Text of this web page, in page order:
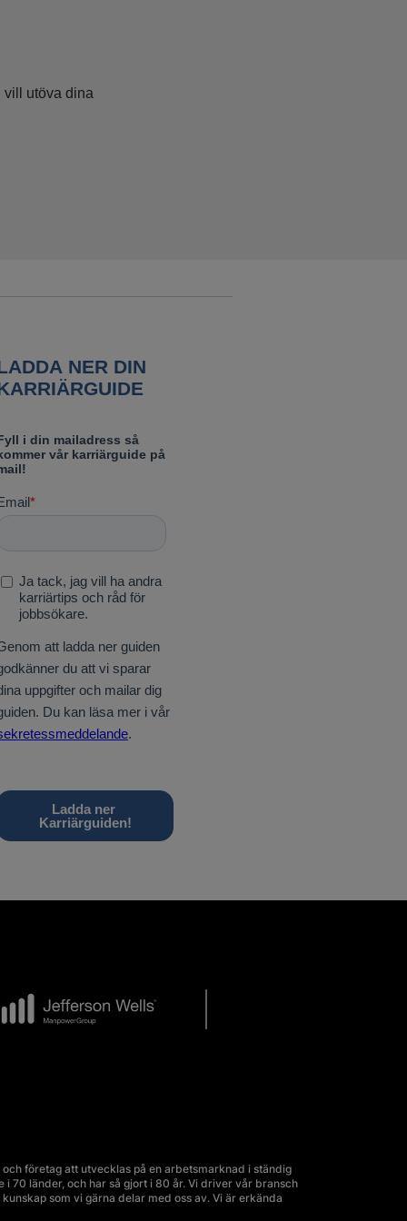
vill utöva dina
företag att utvecklas på en arbetsmarknad i ständig
70 länder, och har så gjort i 80 år. Vi driver vår bransch
som vi gärna delar med oss av. Vi är erkända